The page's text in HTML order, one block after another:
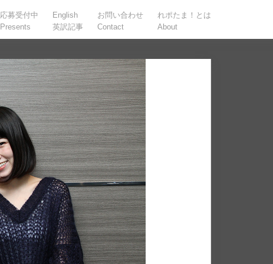
応募受付中
Presents
English
英訳記事
お問い合わせ
Contact
れポたま！とは
About